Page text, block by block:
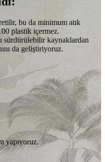
bu da minimum atık
plastik içermez.
sürdürülebilir kaynaklardan
da geliştiriyoruz.
yapıyoruz.